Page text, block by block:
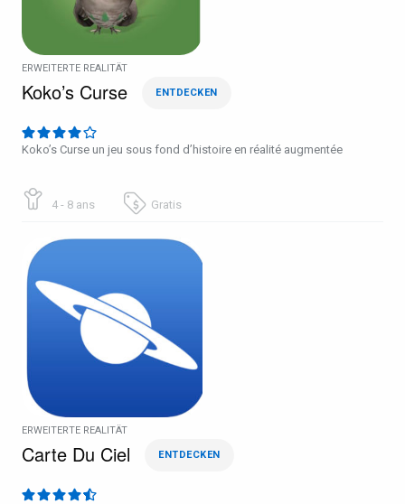
ERWEITERTE REALITÄT
Koko’s Curse ENTDECKEN
Koko’s Curse un jeu sous fond d’histoire en réalité augmentée
4 - 8 ans Gratis
ERWEITERTE REALITÄT
Carte Du Ciel ENTDECKEN